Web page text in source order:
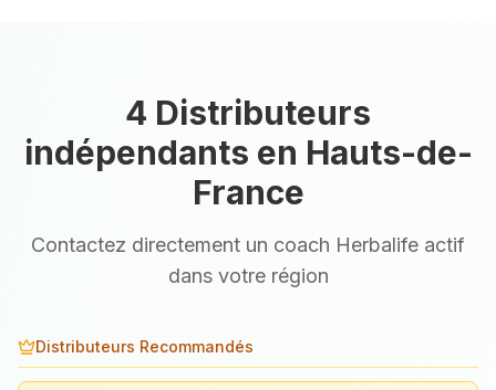
4 Distributeurs
indépendants en Hauts-de-
France
Contactez directement un coach Herbalife actif
dans votre région
Distributeurs Recommandés